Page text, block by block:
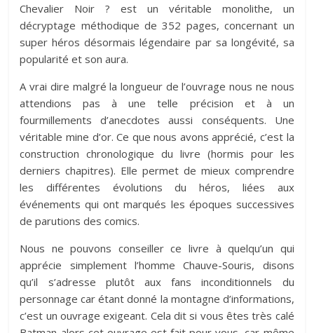
Chevalier Noir ? est un véritable monolithe, un
décryptage méthodique de 352 pages, concernant un
super héros désormais légendaire par sa longévité, sa
popularité et son aura.
A vrai dire malgré la longueur de l’ouvrage nous ne nous
attendions pas à une telle précision et à un
fourmillements d’anecdotes aussi conséquents. Une
véritable mine d’or. Ce que nous avons apprécié, c’est la
construction chronologique du livre (hormis pour les
derniers chapitres). Elle permet de mieux comprendre
les différentes évolutions du héros, liées aux
événements qui ont marqués les époques successives
de parutions des comics.
Nous ne pouvons conseiller ce livre à quelqu’un qui
apprécie simplement l’homme Chauve-Souris, disons
qu’il s’adresse plutôt aux fans inconditionnels du
personnage car étant donné la montagne d’informations,
c’est un ouvrage exigeant. Cela dit si vous êtes très calé